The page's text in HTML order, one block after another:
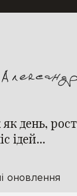
як день,
ідей...
оновлення